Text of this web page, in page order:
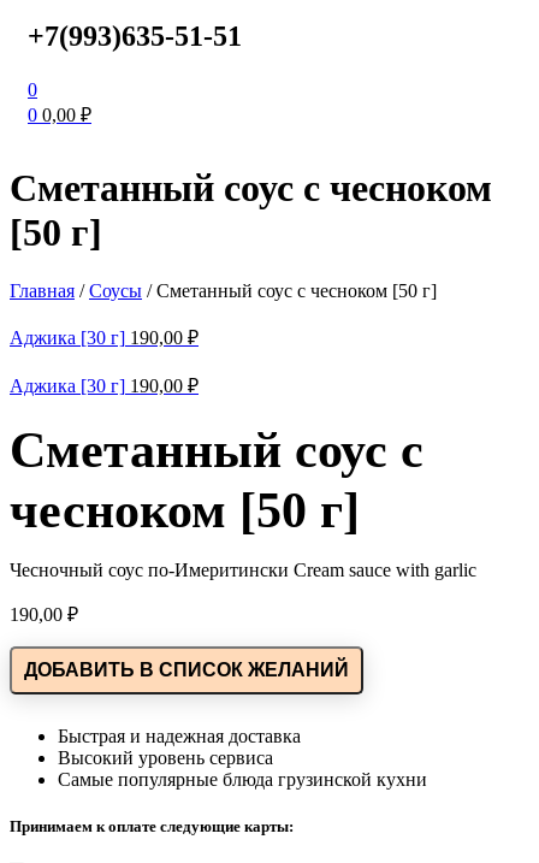
+7(993)635-51-51
0
0 0,00 ₽
Сметанный соус с чесноком
[50 г]
Главная /Соусы /Сметанный соус с чесноком [50 г]
Аджика [30 г] 190,00 ₽
Аджика [30 г] 190,00 ₽
Сметанный соус с
чесноком [50 г]
Чесночный соус по-Имеритински Cream sauce with garlic
190,00 ₽
ДОБАВИТЬ В СПИСОК ЖЕЛАНИЙ
Быстрая и надежная доставка
Высокий уровень сервиса
Самые популярные блюда грузинской кухни
Принимаем к оплате следующие карты: